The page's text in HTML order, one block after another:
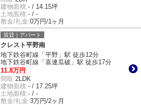
建物面積:- / 14.15坪
土地面積:- / -
敷金/礼金:0万円/1ヶ月
賃貸｜アパート
クレスト平野南
地下鉄谷町線「平野」駅 徒歩12分
地下鉄谷町線「喜連瓜破」駅 徒歩17分
11.8万円
間取:2LDK
建物面積:- / 17.25坪
土地面積:- / -
敷金/礼金:3万円/2ヶ月